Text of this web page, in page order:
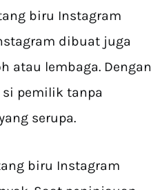
biru Instagram
dibuat juga
atau lembaga. Dengan
pemilik tanpa
serupa.
biru Instagram